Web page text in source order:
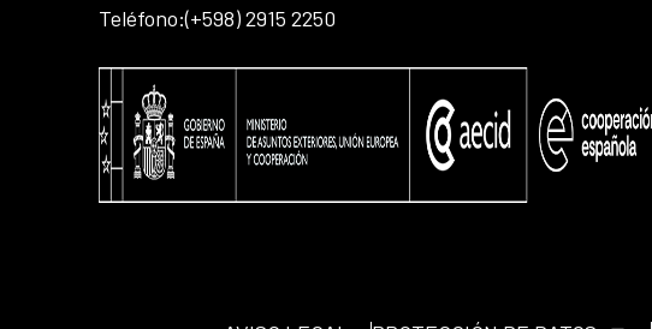
Teléfono:(+598) 2915 2250